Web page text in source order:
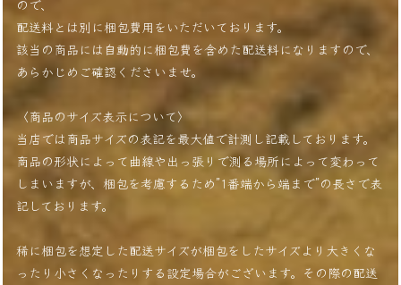
ので、
配送料とは別に梱包費用をいただいております。
該当の商品には自動的に梱包費を含めた配送料になりますので、
あらかじめご確認くださいませ。
〈商品のサイズ表示について〉
当店では商品サイズの表記を最大値で計測し記載しております。
商品の形状によって曲線や出っ張りで測る場所によって変わって
しまいますが、梱包を考慮するため”1番端から端まで”の長さで表
記しております。
稀に梱包を想定した配送サイズが梱包をしたサイズより大きくな
ったり小さくなったりする設定場合がございます。その際の配送